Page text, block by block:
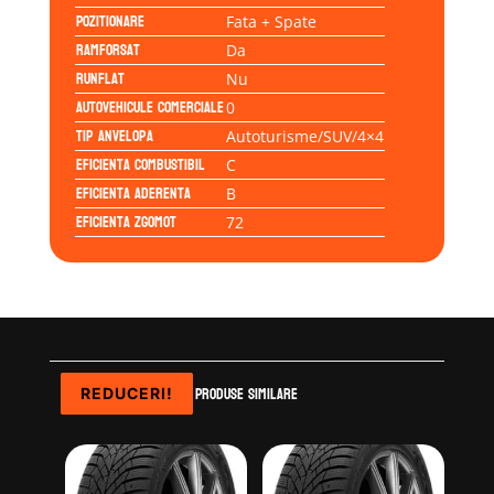
Pozitionare Fata + Spate
Ramforsat Da
Runflat Nu
Autovehicule comerciale0
Tip anvelopa Autoturisme/SUV/4×4
Eficienta Combustibil C
Eficienta Aderenta B
Eficienta Zgomot 72
Produse similare
REDUCERI!
REDUCERI!
REDUCERI!
REDUCERI!